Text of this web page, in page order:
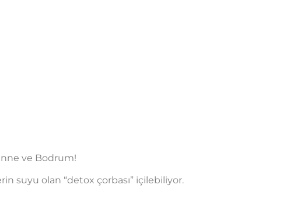
ve Bodrum!
suyu olan “detox çorbası” içilebiliyor.